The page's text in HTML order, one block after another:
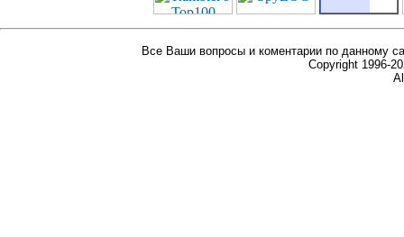
Все Ваши вопросы и коментарии по данному
Copyright 1996-